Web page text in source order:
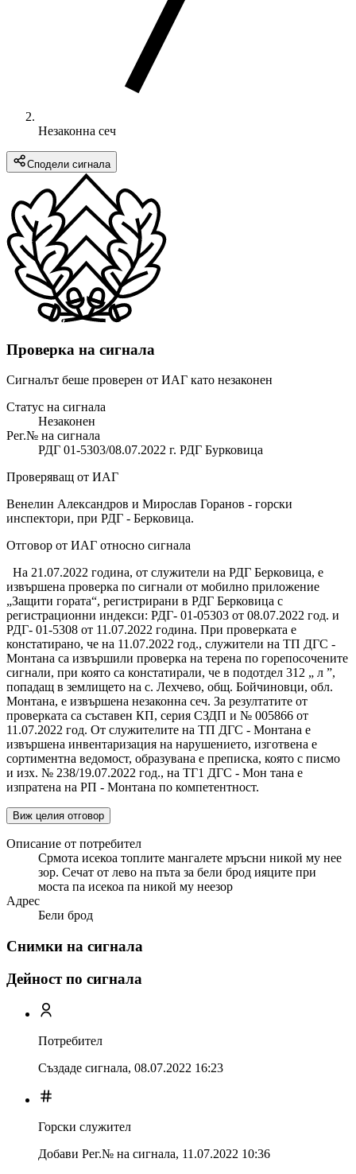
Незаконна сеч
Сподели сигнала
Проверка на сигнала
Сигналът беше проверен от ИАГ като незаконен
Статус на сигнала
Незаконен
Рег.№ на сигнала
РДГ 01-5303/08.07.2022 г. РДГ Бурковица
Проверяващ от ИАГ
Венелин Александров и Мирослав Горанов - горски
инспектори, при РДГ - Берковица.
Отговор от ИАГ относно сигнала
На 21.07.2022 година, от служители на РДГ Берковица, е
извършена проверка по сигнали от мобилно приложение
„Защити гората“, регистрирани в РДГ Берковица с
регистрационни индекси: РДГ- 01-05303 от 08.07.2022 год. и
РДГ- 01-5308 от 11.07.2022 година. При проверката е
констатирано, че на 11.07.2022 год., служители на ТП ДГС -
Монтана са извършили проверка на терена по горепосочените
сигнали, при която са констатирали, че в подотдел 312 „ л ”,
попадащ в землището на с. Лехчево, общ. Бойчиновци, обл.
Монтана, е извършена незаконна сеч. За резултатите от
проверката са съставен КП, серия СЗДП и № 005866 от
11.07.2022 год. От служителите на ТП ДГС - Монтана е
извършена инвентаризация на нарушението, изготвена е
сортиментна ведомост, образувана е преписка, която с писмо
и изх. № 238/19.07.2022 год., на ТГ1 ДГС - Мон тана е
изпратена на РП - Монтана по компетентност.
Виж целия отговор
Описание от потребител
Срмота исекоа топлите мангалете мръсни никой му нее
зор. Сечат от лево на пъта за бели брод ияците при
моста па исекоа па никой му неезор
Адрес
Бели брод
Снимки на сигнала
Дейност по сигнала
Потребител
Създаде сигнала, 08.07.2022 16:23
Горски служител
Добави Рег.№ на сигнала, 11.07.2022 10:36